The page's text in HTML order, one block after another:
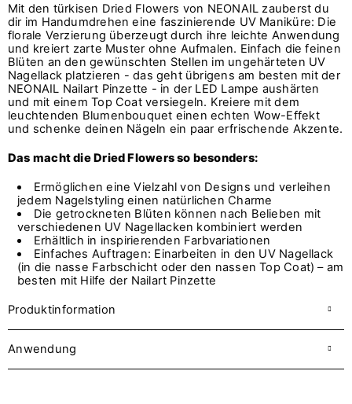
Mit den türkisen Dried Flowers von NEONAIL zauberst du
dir im Handumdrehen eine faszinierende UV Maniküre: Die
florale Verzierung überzeugt durch ihre leichte Anwendung
und kreiert zarte Muster ohne Aufmalen. Einfach die feinen
Blüten an den gewünschten Stellen im ungehärteten UV
Nagellack platzieren - das geht übrigens am besten mit der
NEONAIL Nailart Pinzette - in der LED Lampe aushärten
und mit einem Top Coat versiegeln. Kreiere mit dem
leuchtenden Blumenbouquet einen echten Wow-Effekt
und schenke deinen Nägeln ein paar erfrischende Akzente.
Das macht die Dried Flowers so besonders:
Ermöglichen eine Vielzahl von Designs und verleihen
jedem Nagelstyling einen natürlichen Charme
Die getrockneten Blüten können nach Belieben mit
verschiedenen UV Nagellacken kombiniert werden
Erhältlich in inspirierenden Farbvariationen
Einfaches Auftragen: Einarbeiten in den UV Nagellack
(in die nasse Farbschicht oder den nassen Top Coat) – am
besten mit Hilfe der Nailart Pinzette
Produktinformation
Anwendung